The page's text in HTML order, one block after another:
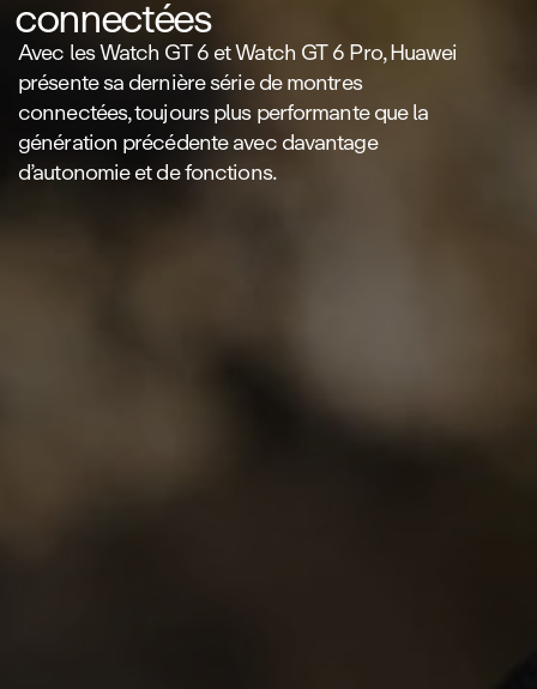
connectées
Avec les Watch GT 6 et Watch GT 6 Pro, Huawei
présente sa dernière série de montres
connectées, toujours plus performante que la
génération précédente avec davantage
d’autonomie et de fonctions.